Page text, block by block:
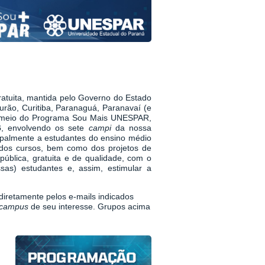
mantida pelo Governo do Estado
Curitiba, Paranaguá, Paranavaí (e
do Programa Sou Mais UNESPAR,
, envolvendo os sete campida nossa
a estudantes do ensino médio
cursos, bem como dos projetos de
gratuita e de qualidade, com o
estudantes e, assim, estimular a
pelos e-mails indicados
de seu interesse. Grupos acima